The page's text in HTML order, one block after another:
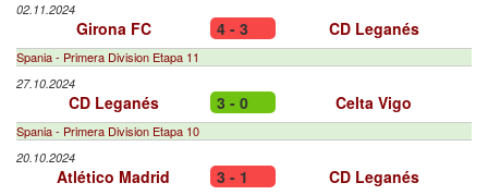
02.11.2024
Girona FC 4 - 3 CD Leganés
Spania - Primera Division Etapa 11
27.10.2024
CD Leganés 3 - 0 Celta Vigo
Spania - Primera Division Etapa 10
20.10.2024
Atlético Madrid 3 - 1 CD Leganés